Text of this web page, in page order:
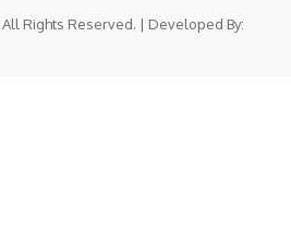
All Rights Reserved. | Developed By: